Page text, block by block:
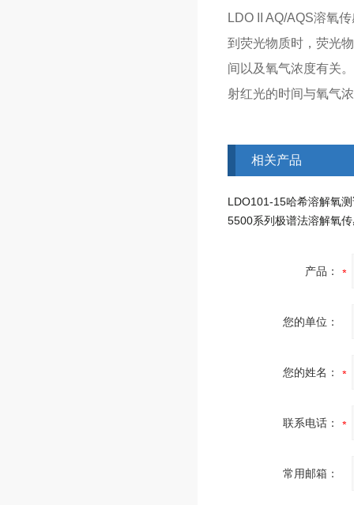
LDO II AQ/AQS溶氧
到荧光物质时，荧光
间以及氧气浓度有关
射红光的时间与氧气
相关产品
产品：
您的单位：
您的姓名：
联系电话：
常用邮箱：